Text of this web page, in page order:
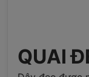
QUAI